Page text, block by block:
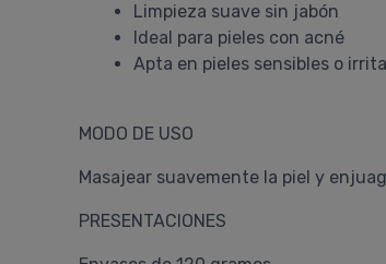
Limpieza suave sin jabón
Ideal para pieles con acné
Apta en pieles sensibles o
MODO DE USO
Masajear suavemente la piel y
PRESENTACIONES